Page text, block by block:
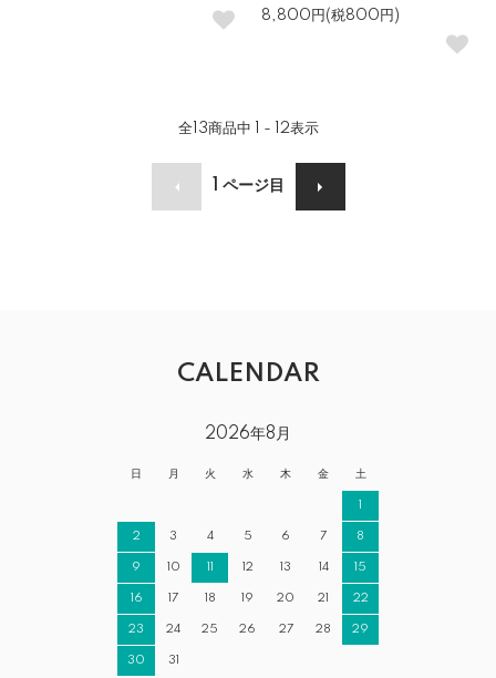
8,800円(税800円)
全13商品中 1 - 12表示
ページ目
CALENDAR
2026年8月
日 月 火 水 木 金 土
1
2 3 4 5 6 7 8
9 10 11 12 13 14 15
16 17 18 19 20 21 22
23 24 25 26 27 28 29
30 31